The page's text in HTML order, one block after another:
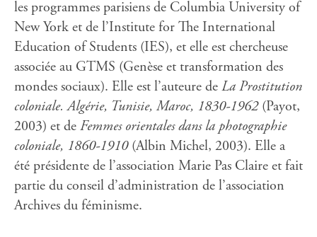
les programmes parisiens de Columbia University of
New York et de l’Institute for The International
Education of Students (IES), et elle est chercheuse
associée au GTMS (Genèse et transformation des
mondes sociaux). Elle est l’auteure de La Prostitution
coloniale. Algérie, Tunisie, Maroc, 1830-1962 (Payot,
2003) et de Femmes orientales dans la photographie
coloniale, 1860-1910 (Albin Michel, 2003). Elle a
été présidente de l’association Marie Pas Claire et fait
partie du conseil d’administration de l’association
Archives du féminisme.